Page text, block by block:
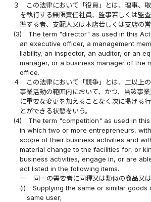
３
この法律において「役員」とは、理事、
を執行する無限責任社員、監事若しくは監
準ずる者、支配人又は本店若しくは支店の営
(3)
The term "director" as used in this
an executive officer, a management
liability, an inspector, an auditor, or an
manager, or a business manager of the
office.
４
この法律において「競争」とは、二以上
事業活動の範囲内において、かつ、当該事
に重要な変更を加えることなく次に掲げる
とができる状態をいう。
(4)
The term "competition" as used in
in which two or more entrepreneurs,
scope of their business activities and
material change to the facilities for, or
business activities, engage in, or are
act listed in the following items.
一
同一の需要者に同種又は類似の商品又
(i)
Supplying the same or similar goods
same user;